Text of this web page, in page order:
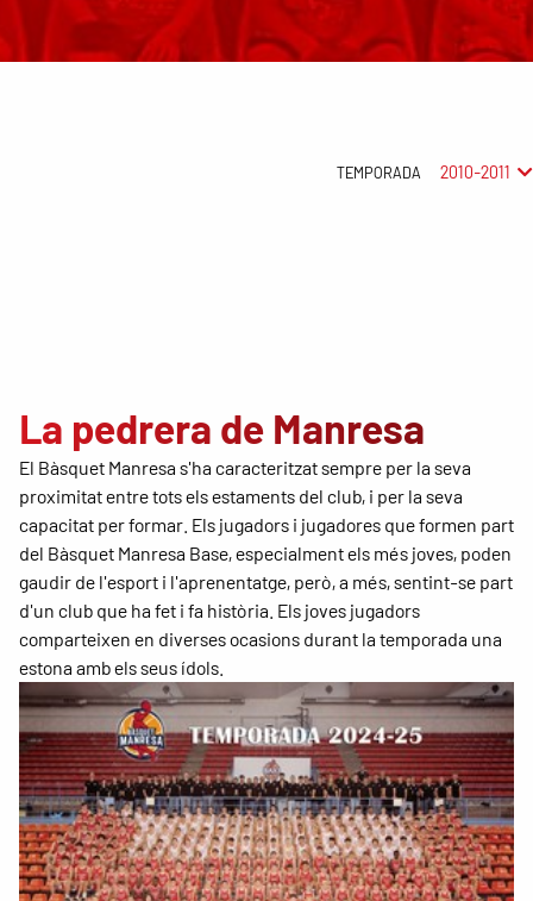
TEMPORADA 2010-2011
La pedrera de Manresa
El Bàsquet Manresa s'ha caracteritzat sempre per la seva
proximitat entre tots els estaments del club, i per la seva
capacitat per formar. Els jugadors i jugadores que formen part
del Bàsquet Manresa Base, especialment els més joves, poden
gaudir de l'esport i l'aprenentatge, però, a més, sentint-se part
d'un club que ha fet i fa història. Els joves jugadors
comparteixen en diverses ocasions durant la temporada una
estona amb els seus ídols.